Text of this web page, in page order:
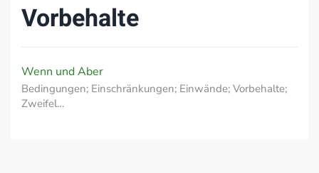
Vorbehalte
Wenn und Aber
Bedingungen; Einschränkungen; Einwände; Vorbehalte;
Zweifel…